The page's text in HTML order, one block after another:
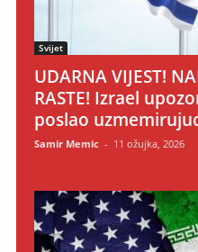
Svijet
UDARNA VIJEST!
RASTE! Izrael
poslao
Samir Memic - 11 ožujka, 2026